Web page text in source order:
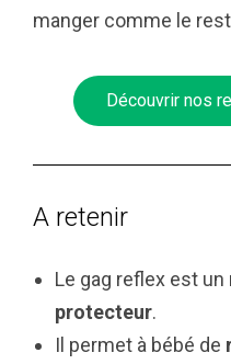
manger comme le
Découvrir nos
A retenir
Le gag reflex est un
protecteur.
Il permet à bébé de